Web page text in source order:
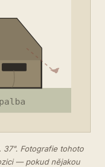
37". Fotografie tohoto
— pokud nějakou